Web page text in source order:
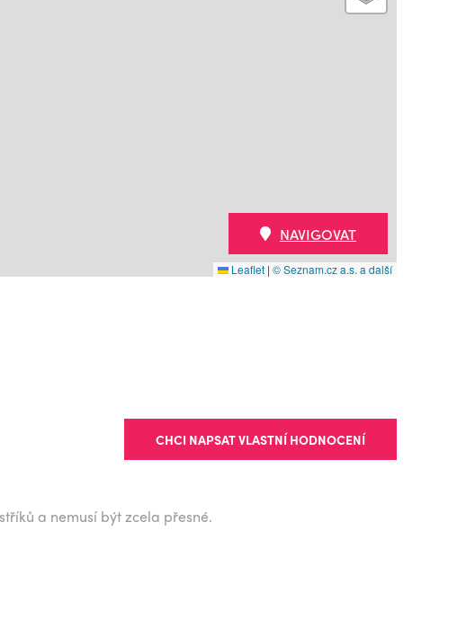
Leaflet | © Seznam.cz a.s. a další
NAVIGOVAT
CHCI NAPSAT VLASTNÍ HODNOCENÍ
a nemusí být zcela přesné.